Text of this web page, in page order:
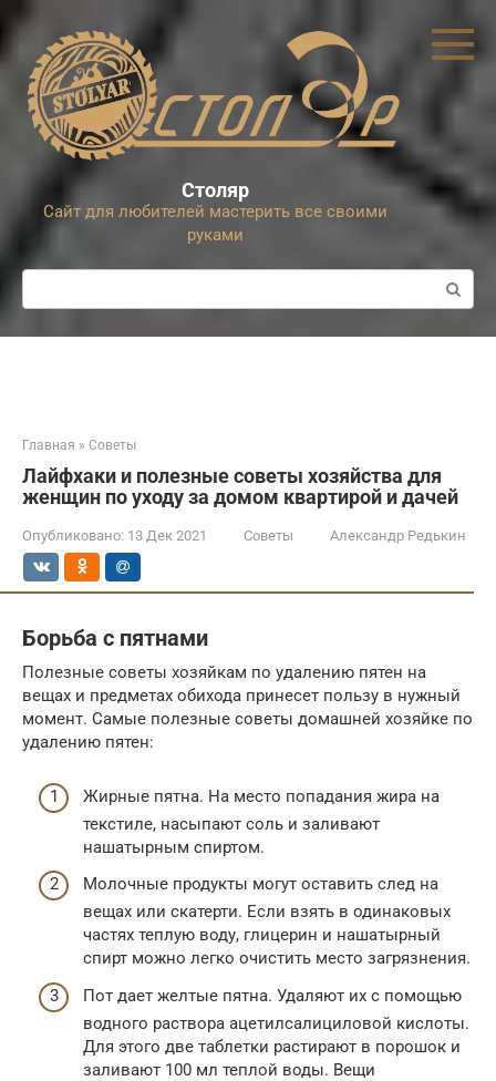
контенту
Столяр
Сайт для любителей мастерить все своими
руками
Главная » Советы
Лайфхаки и полезные советы хозяйства для
женщин по уходу за домом квартирой и дачей
Опубликовано: 13 Дек 2021 Советы Александр Редькин
Борьба с пятнами
Полезные советы хозяйкам по удалению пятен на
вещах и предметах обихода принесет пользу в нужный
момент. Самые полезные советы домашней хозяйке по
удалению пятен:
Жирные пятна. На место попадания жира на
текстиле, насыпают соль и заливают
нашатырным спиртом.
Молочные продукты могут оставить след на
вещах или скатерти. Если взять в одинаковых
частях теплую воду, глицерин и нашатырный
спирт можно легко очистить место загрязнения.
Пот дает желтые пятна. Удаляют их с помощью
водного раствора ацетилсалициловой кислоты.
Для этого две таблетки растирают в порошок и
заливают 100 мл теплой воды. Вещи